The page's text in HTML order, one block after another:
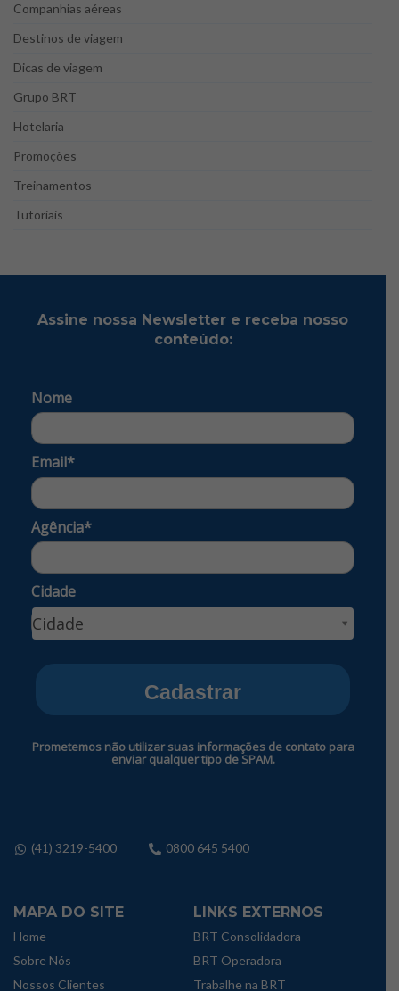
Companhias aéreas
Destinos de viagem
Dicas de viagem
Grupo BRT
Hotelaria
Promoções
Treinamentos
Tutoriais
Assine nossa Newsletter e receba nosso
conteúdo:
Nome
Email*
Agência*
Cidade
Cidade
Cidade
Cadastrar
Prometemos não utilizar suas informações de contato para
enviar qualquer tipo de SPAM.
(41) 3219-5400 0800 645 5400
MAPA DO SITE
Home
Sobre Nós
Nossos Clientes
LINKS EXTERNOS
BRT Consolidadora
BRT Operadora
Trabalhe na BRT